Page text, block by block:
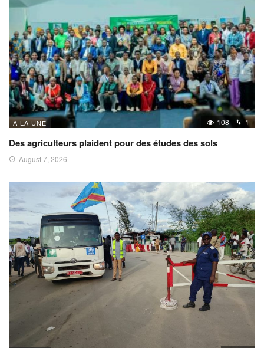
A LA UNE 108 1
Des agriculteurs plaident pour des études des sols
August 7, 2026